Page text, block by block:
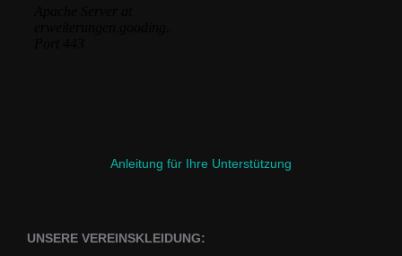
Anleitung für Ihre Unterstützung
UNSERE VEREINSKLEIDUNG: